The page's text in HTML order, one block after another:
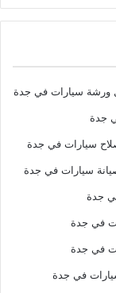
ورشة سيارات في جدة
جدة
سيارات في جدة
سيارات في جدة
جدة
في جدة
في جدة
في جدة